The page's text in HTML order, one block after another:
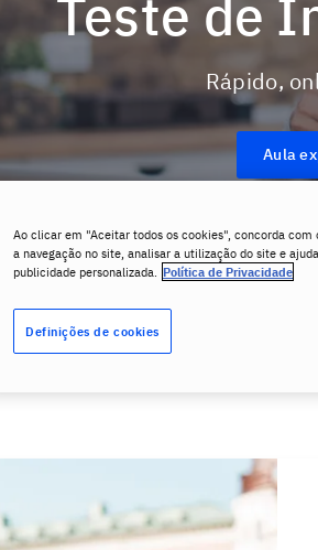
Teste de
Rápido,
Aula
Ao clicar em "Aceitar todos os cookies", concorda
a navegação no site, analisar a utilização do site e
publicidade personalizada. Política de Privacidade
Definições de cookies